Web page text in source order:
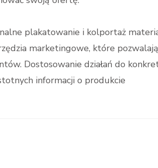
plakatowanie i kolportaż
marketingowe, które
Dostosowanie działań do
informacji o produkcie